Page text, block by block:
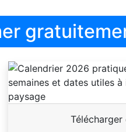
Télécharger